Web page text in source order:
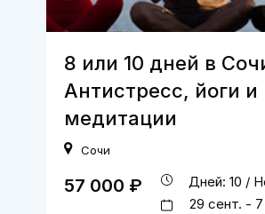
8 или 10 дней в
Антистресс, йоги и
медитации
Сочи
57 000 ₽
Дней: 10 /
29 сент. - 7